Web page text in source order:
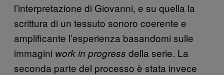
l’interpretazione di Giovanni, e su quella la
scrittura di un tessuto sonoro coerente e
amplificante l’esperienza basandomi sulle
immagini work in progress della serie. La
seconda parte del processo è stata invece